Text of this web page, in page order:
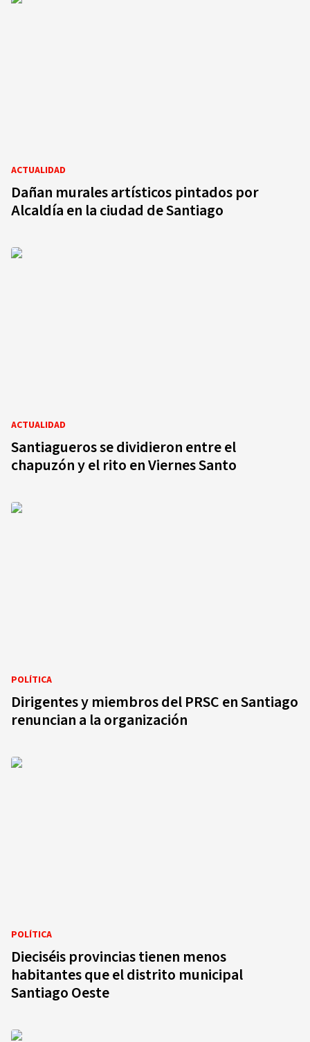
ACTUALIDAD
Dañan murales artísticos pintados por
Alcaldía en la ciudad de Santiago
ACTUALIDAD
Santiagueros se dividieron entre el
chapuzón y el rito en Viernes Santo
POLÍTICA
Dirigentes y miembros del PRSC en Santiago
renuncian a la organización
POLÍTICA
Dieciséis provincias tienen menos
habitantes que el distrito municipal
Santiago Oeste